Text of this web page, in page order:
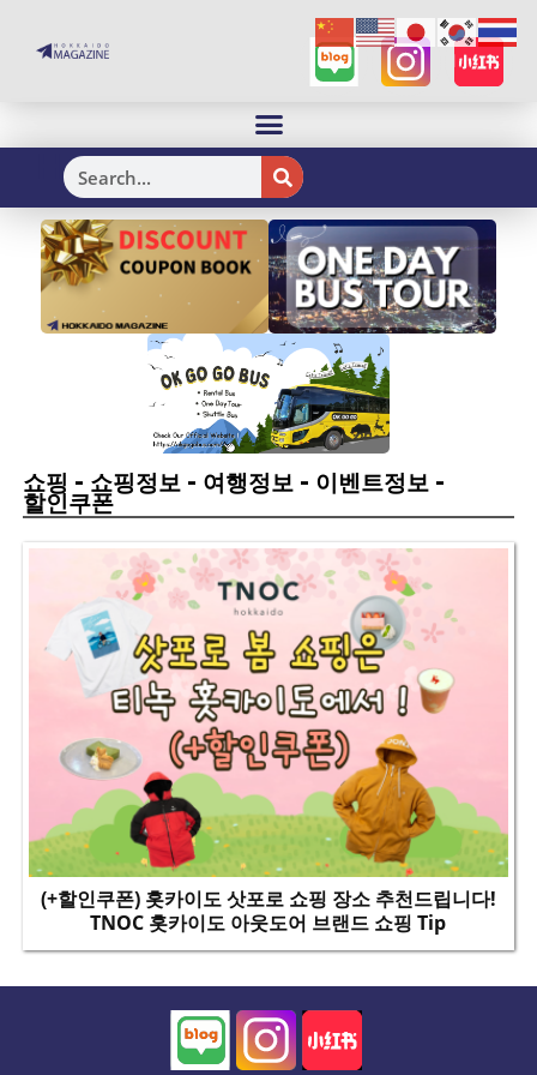
H
쇼핑 - 쇼핑정보- 여행정보- 이벤트정보-
할인쿠폰
(+할인쿠폰) 홋카이도 삿포로 쇼핑 장소 추천드립니다!
TNOC 홋카이도 아웃도어 브랜드 쇼핑 Tip